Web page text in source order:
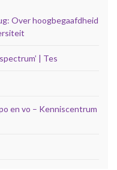
Over hoogbegaafdheid
| Tes
en vo – Kenniscentrum